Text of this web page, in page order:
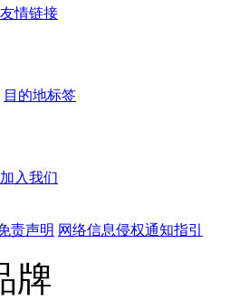
友情链接
目的地标签
加入我们
责声明 网络信息侵权通知指引
牌